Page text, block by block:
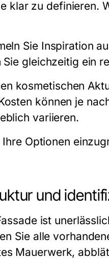
klar zu definieren.
Sie Inspiration
gleichzeitig ein
kosmetischen
können je
variieren.
Optionen
und
ist
Sie alle
Mauerwerk,